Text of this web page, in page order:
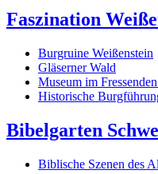
Faszination
Burgruine Weißenstein
Gläserner Wald
Museum im
Historische
Bibelgarten
Biblische Szenen des